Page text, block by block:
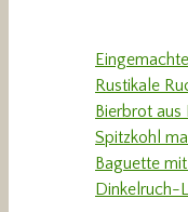
Rustikale
Bierbrot aus
Spitzkohl
Baguette
Dinkelruch-